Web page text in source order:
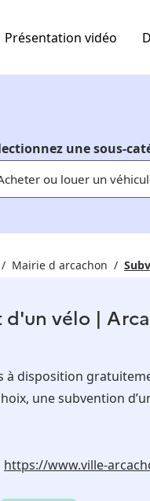
Présentation vidéo
une sous-
ou louer un
Mairie d arcachon
vélo |
à disposition
une subvention
https://www.ville-